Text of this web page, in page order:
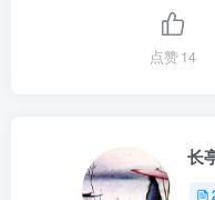
点赞14
长